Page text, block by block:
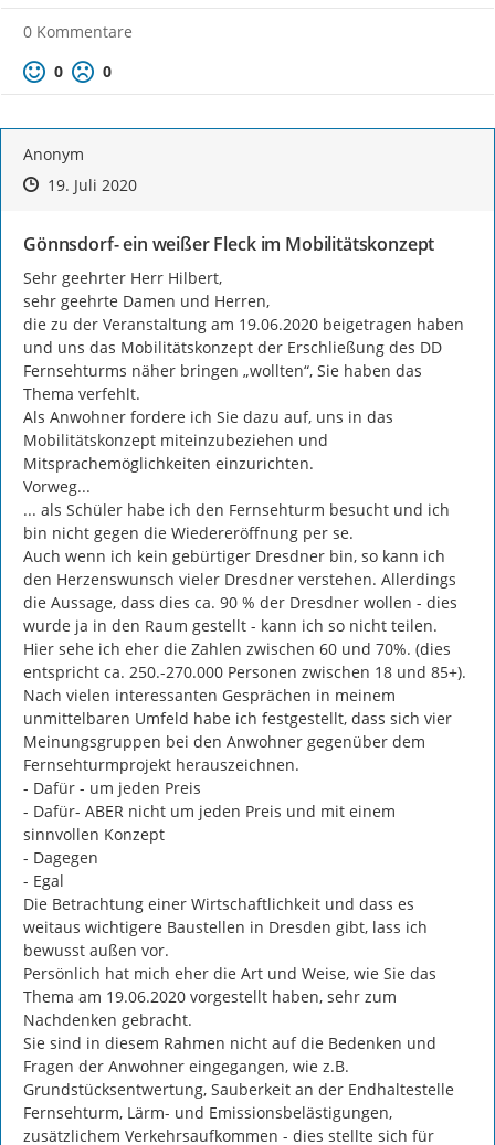
0 Kommentare
Positive Bewertung
0 Negative Bewertung
0
Anonym
Zeitpunkt des Erstellens
Zeitpunkt des Erstellens
19. Juli 2020Zur Äußerung
Gönnsdorf- ein weißer Fleck im Mobilitätskonzept
Sehr geehrter Herr Hilbert,
sehr geehrte Damen und Herren,
die zu der Veranstaltung am 19.06.2020 beigetragen haben
und uns das Mobilitätskonzept der Erschließung des DD
Fernsehturms näher bringen „wollten“, Sie haben das
Thema verfehlt.
Als Anwohner fordere ich Sie dazu auf, uns in das
Mobilitätskonzept miteinzubeziehen und
Mitsprachemöglichkeiten einzurichten.
Vorweg...
... als Schüler habe ich den Fernsehturm besucht und ich
bin nicht gegen die Wiedereröffnung per se.
Auch wenn ich kein gebürtiger Dresdner bin, so kann ich
den Herzenswunsch vieler Dresdner verstehen. Allerdings
die Aussage, dass dies ca. 90 % der Dresdner wollen - dies
wurde ja in den Raum gestellt - kann ich so nicht teilen.
Hier sehe ich eher die Zahlen zwischen 60 und 70%. (dies
entspricht ca. 250.-270.000 Personen zwischen 18 und 85+).
Nach vielen interessanten Gesprächen in meinem
unmittelbaren Umfeld habe ich festgestellt, dass sich vier
Meinungsgruppen bei den Anwohner gegenüber dem
Fernsehturmprojekt herauszeichnen.
- Dafür - um jeden Preis
- Dafür- ABER nicht um jeden Preis und mit einem
sinnvollen Konzept
- Dagegen
- Egal
Die Betrachtung einer Wirtschaftlichkeit und dass es
weitaus wichtigere Baustellen in Dresden gibt, lass ich
bewusst außen vor.
Persönlich hat mich eher die Art und Weise, wie Sie das
Thema am 19.06.2020 vorgestellt haben, sehr zum
Nachdenken gebracht.
Sie sind in diesem Rahmen nicht auf die Bedenken und
Fragen der Anwohner eingegangen, wie z.B.
Grundstücksentwertung, Sauberkeit an der Endhaltestelle
Fernsehturm, Lärm- und Emissionsbelästigungen,
zusätzlichem Verkehrsaufkommen - dies stellte sich für